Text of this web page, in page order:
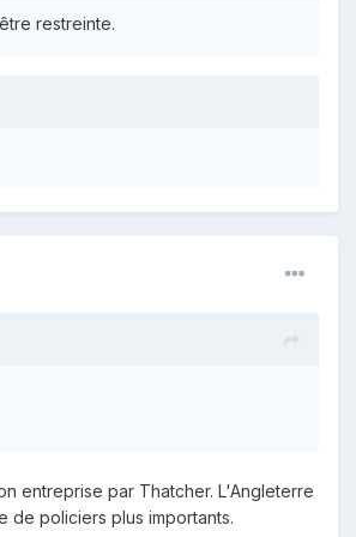
restreinte.
entreprise par Thatcher. L'Angleterre
de policiers plus importants.